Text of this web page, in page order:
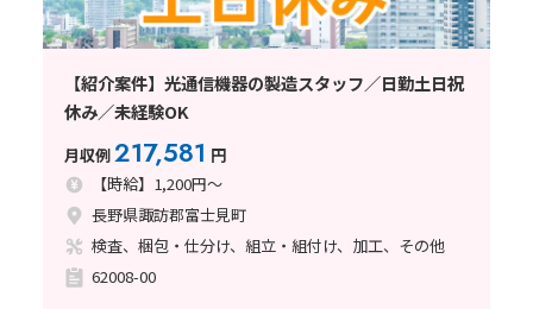
【紹介案件】光通信機器の製造スタッフ／日勤土日祝
休み／未経験OK
月収例217,581 円
【時給】1,200円～
長野県諏訪郡富士見町
検査、梱包・仕分け、組立・組付け、加工、その他
62008-00